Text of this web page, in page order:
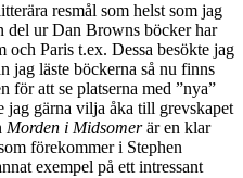
resmål som helst som jag
del ur Dan Browns böcker har
och Paris t.ex. Dessa besökte jag
jag läste böckerna så nu finns
för att se platserna med ”nya”
jag gärna vilja åka till grevskapet
Morden i Midsomerär en klar
förekommer i Stephen
exempel på ett intressant